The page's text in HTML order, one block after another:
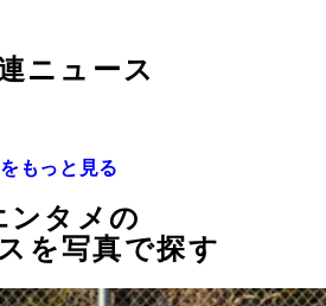
ニュース
もっと見る
ンタメの
を写真で探す